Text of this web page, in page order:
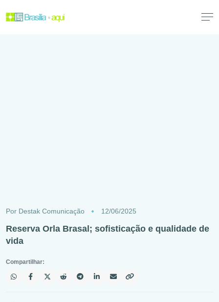
Por Destak Comunicação 12/06/2025
Reserva Orla Brasal; sofisticação e qualidade de
vida
Compartilhar: